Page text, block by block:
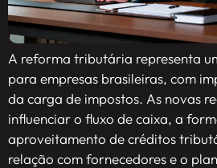
A reforma tributária representa
para empresas brasileiras, com
da carga de impostos. As novas
influenciar o fluxo de caixa, a
aproveitamento de créditos
relação com fornecedores e o